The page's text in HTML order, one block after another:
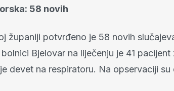
58 novih
županiji potvrđeno je 58 novih
Bjelovar na liječenju je 41 pacijent
devet na respiratoru. Na opservaciji su